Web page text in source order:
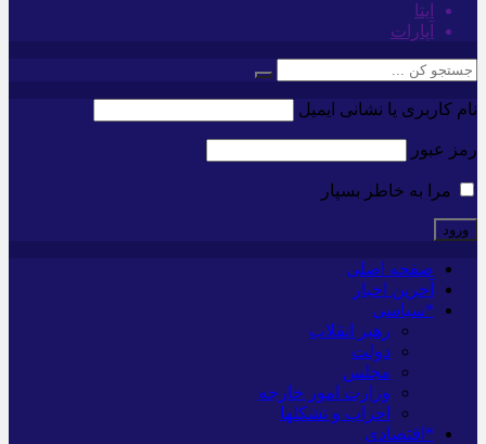
ایتا
آپارات
نام کاربری یا نشانی ایمیل
رمز عبور
مرا به خاطر بسپار
صفحه اصلی
آخرین اخبار
*سیاسی
رهبر انقلاب
دولت
مجلس
وزارت امور خارجه
احزاب و تشکلها
*اقتصادی